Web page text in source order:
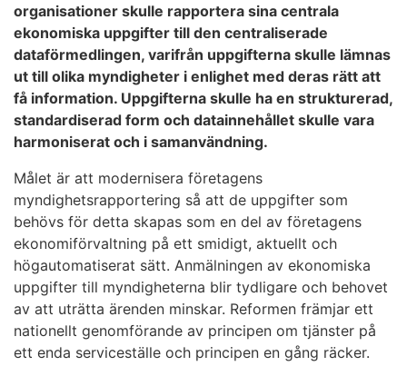
organisationer skulle rapportera sina centrala
ekonomiska uppgifter till den centraliserade
dataförmedlingen, varifrån uppgifterna skulle lämnas
ut till olika myndigheter i enlighet med deras rätt att
få information. Uppgifterna skulle ha en strukturerad,
standardiserad form och datainnehållet skulle vara
harmoniserat och i samanvändning.
Målet är att modernisera företagens
myndighetsrapportering så att de uppgifter som
behövs för detta skapas som en del av företagens
ekonomiförvaltning på ett smidigt, aktuellt och
högautomatiserat sätt. Anmälningen av ekonomiska
uppgifter till myndigheterna blir tydligare och behovet
av att uträtta ärenden minskar. Reformen främjar ett
nationellt genomförande av principen om tjänster på
ett enda serviceställe och principen en gång räcker.